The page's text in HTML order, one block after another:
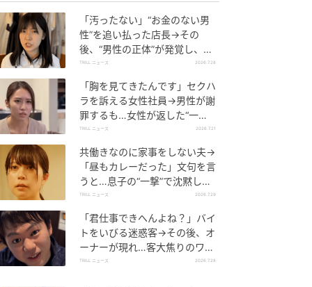
「汚ったない」“お金のない男
性”を追い払った店長→その
後、“男性の正体”が発覚し、顔
面蒼白のワケ【短尺ドラマ】
TRILL ニュース 2026.7.28
「胸を見てきたんです」セクハ
ラを訴える女性社員→男性が謝
罪するも…女性が返した“一
言”に言葉を失う【短尺ドラマ】
TRILL ニュース 2026.7.21
共働きなのに家事をしない夫→
「昼もカレーだった」文句を言
うと…息子の“一撃”で沈黙した
ワケ【短尺ドラマ】
TRILL ニュース 2026.7.29
「君仕事できへんよね？」バイ
トをいびる迷惑客→その後、オ
ーナーが現れ…客大焦りのワケ
「すみませんでしたー」【短尺
TRILL ニュース 2026.7.28